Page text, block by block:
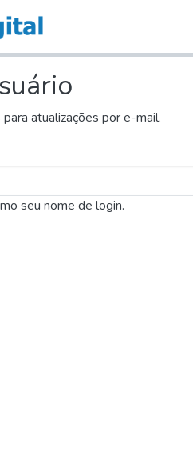
atualizações por e-mail.
seu nome de login.